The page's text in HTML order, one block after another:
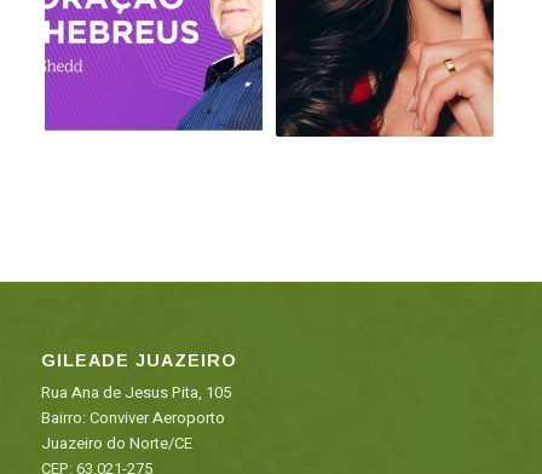
GILEADE JUAZEIRO
Rua Ana de Jesus Pita, 105
Bairro: Conviver Aeroporto
Juazeiro do Norte/CE
CEP: 63.021-275